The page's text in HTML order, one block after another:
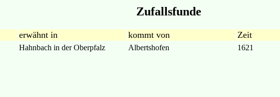
Zufallsfunde
erwähnt in kommt von Zeit
Hahnbach in der Oberpfalz Albertshofen 1621